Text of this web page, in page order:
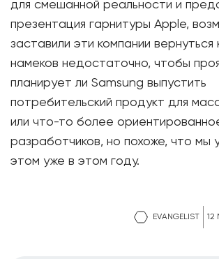
EVANGELIST 12
для смешанной реальности и
презентация гарнитуры Apple,
заставили эти компании вернуться
намеков недостаточно, чтобы
планирует ли Samsung выпустить
потребительский продукт для
или что-то более
разработчиков, но похоже, что мы
этом уже в этом году.